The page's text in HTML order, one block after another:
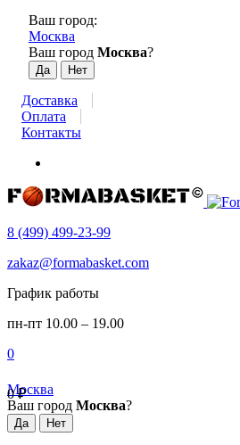
Ваш город:
Москва
Ваш город Москва?
Доставка
Оплата
Контакты
8 (499) 499-23-99
zakaz@formabasket.com
График работы
пн-пт 10.00 – 19.00
0
0₽
Москва
Ваш город Москва?